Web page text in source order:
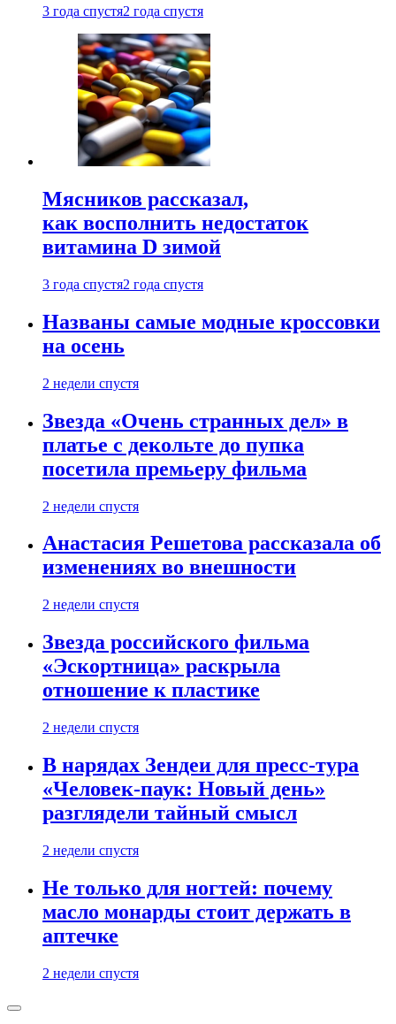
3 года спустя2 года спустя
Мясников рассказал,
как восполнить недостаток
витамина D зимой
3 года спустя2 года спустя
Названы самые модные кроссовки
на осень
2 недели спустя
Звезда «Очень странных дел» в
платье с декольте до пупка
посетила премьеру фильма
2 недели спустя
Анастасия Решетова рассказала об
изменениях во внешности
2 недели спустя
Звезда российского фильма
«Эскортница» раскрыла
отношение к пластике
2 недели спустя
В нарядах Зендеи для пресс-тура
«Человек-паук: Новый день»
разглядели тайный смысл
2 недели спустя
Не только для ногтей: почему
масло монарды стоит держать в
аптечке
2 недели спустя